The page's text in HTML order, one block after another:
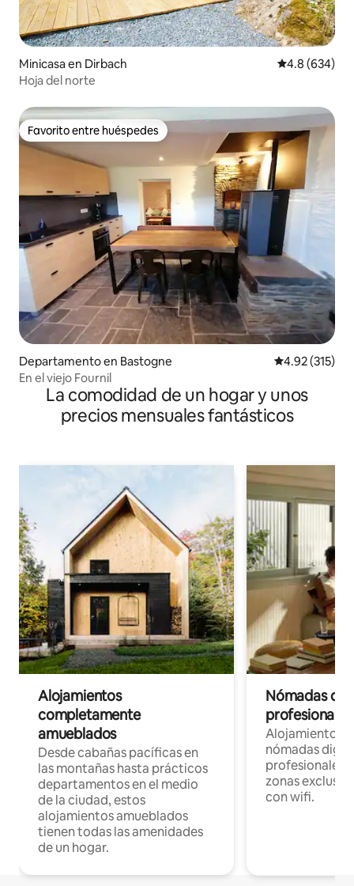
Minicasa en Dirbach Calificación
4.8 (634)
Hoja del norte
Favorito entre huéspedes
Favorito entre huéspedes
Departamento en Bastogne Calificación
4.92 (315)
En el viejo Fournil
La comodidad de un hogar y unos
precios mensuales fantásticos
Alojamientos
completamente
amueblados
Desde cabañas pacíficas en
las montañas hasta prácticos
departamentos en el medio
de la ciudad, estos
alojamientos amueblados
tienen todas las amenidades
de un hogar.
Nómadas
Alojamientos
nómadas
profesionales
zonas
con wifi.